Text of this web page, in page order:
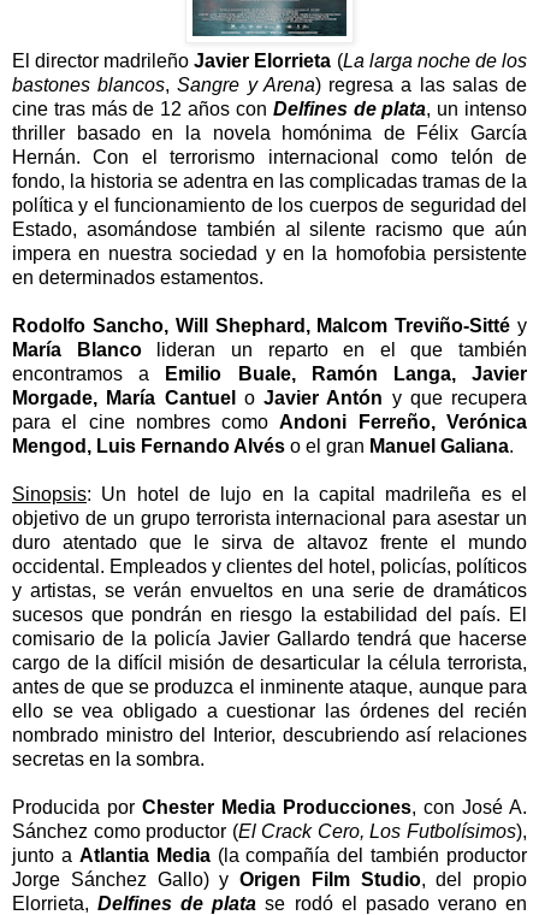
El director madrileñoJavier Elorrieta (La larga noche de los
bastones blancos,Sangre y Arena) regresa a las salas de
cine tras más de 12 años con Delfines de plata, un intenso
thriller basado en la novela homónima de Félix García
Hernán. Con el terrorismo internacional como telón de
fondo, la historia se adentra en las complicadas tramas de la
política y el funcionamiento de los cuerpos de seguridad del
Estado, asomándose también al silente racismo que aún
impera en nuestra sociedad y en la homofobia persistente
en determinados estamentos.
Rodolfo Sancho, Will Shephard, Malcom Treviño-Sitté y
María Blancolideran un reparto en el que también
encontramos a
Emilio Buale, Ramón Langa, Javier
Morgade, María Cantuel
o Javier Antón y que recupera
para el cine nombres comoAndoni Ferreño, Verónica
Mengod, Luis Fernando Alvés o el gran Manuel Galiana.
Sinopsis: Un hotel de lujo en la capital madrileña es el
objetivo de un grupo terrorista internacional para asestar un
duro atentado que le sirva de altavoz frente el mundo
occidental. Empleados y clientes del hotel, policías, políticos
y artistas, se verán envueltos en una serie de dramáticos
sucesos que pondrán en riesgo la estabilidad del país. El
comisario de la policía Javier Gallardo tendrá que hacerse
cargo de la difícil misión de desarticular la célula terrorista,
antes de que se produzca el inminente ataque, aunque para
ello se vea obligado a cuestionar las órdenes del recién
nombrado ministro del Interior, descubriendo así relaciones
secretas en la sombra.
Producida por Chester Media Producciones, con José A.
Sánchez como productor (El Crack Cero, Los Futbolísimos),
junto a Atlantia Media(la compañía del también productor
Jorge Sánchez Gallo) y Origen Film Studio, del propio
Elorrieta,Delfines de plata se rodó el pasado verano en